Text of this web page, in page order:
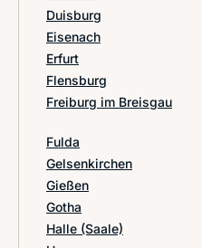
Duisburg
Eisenach
Erfurt
Flensburg
Freiburg im Breisgau
Fulda
Gelsenkirchen
Gießen
Gotha
Halle (Saale)